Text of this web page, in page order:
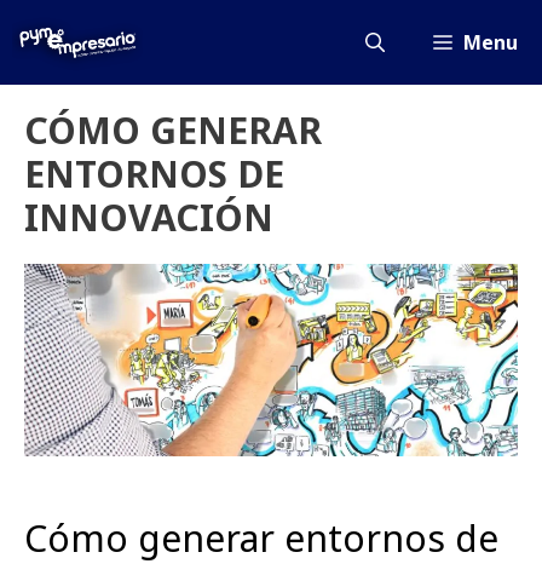
Menu
CÓMO GENERAR
ENTORNOS DE
INNOVACIÓN
Cómo generar entornos de